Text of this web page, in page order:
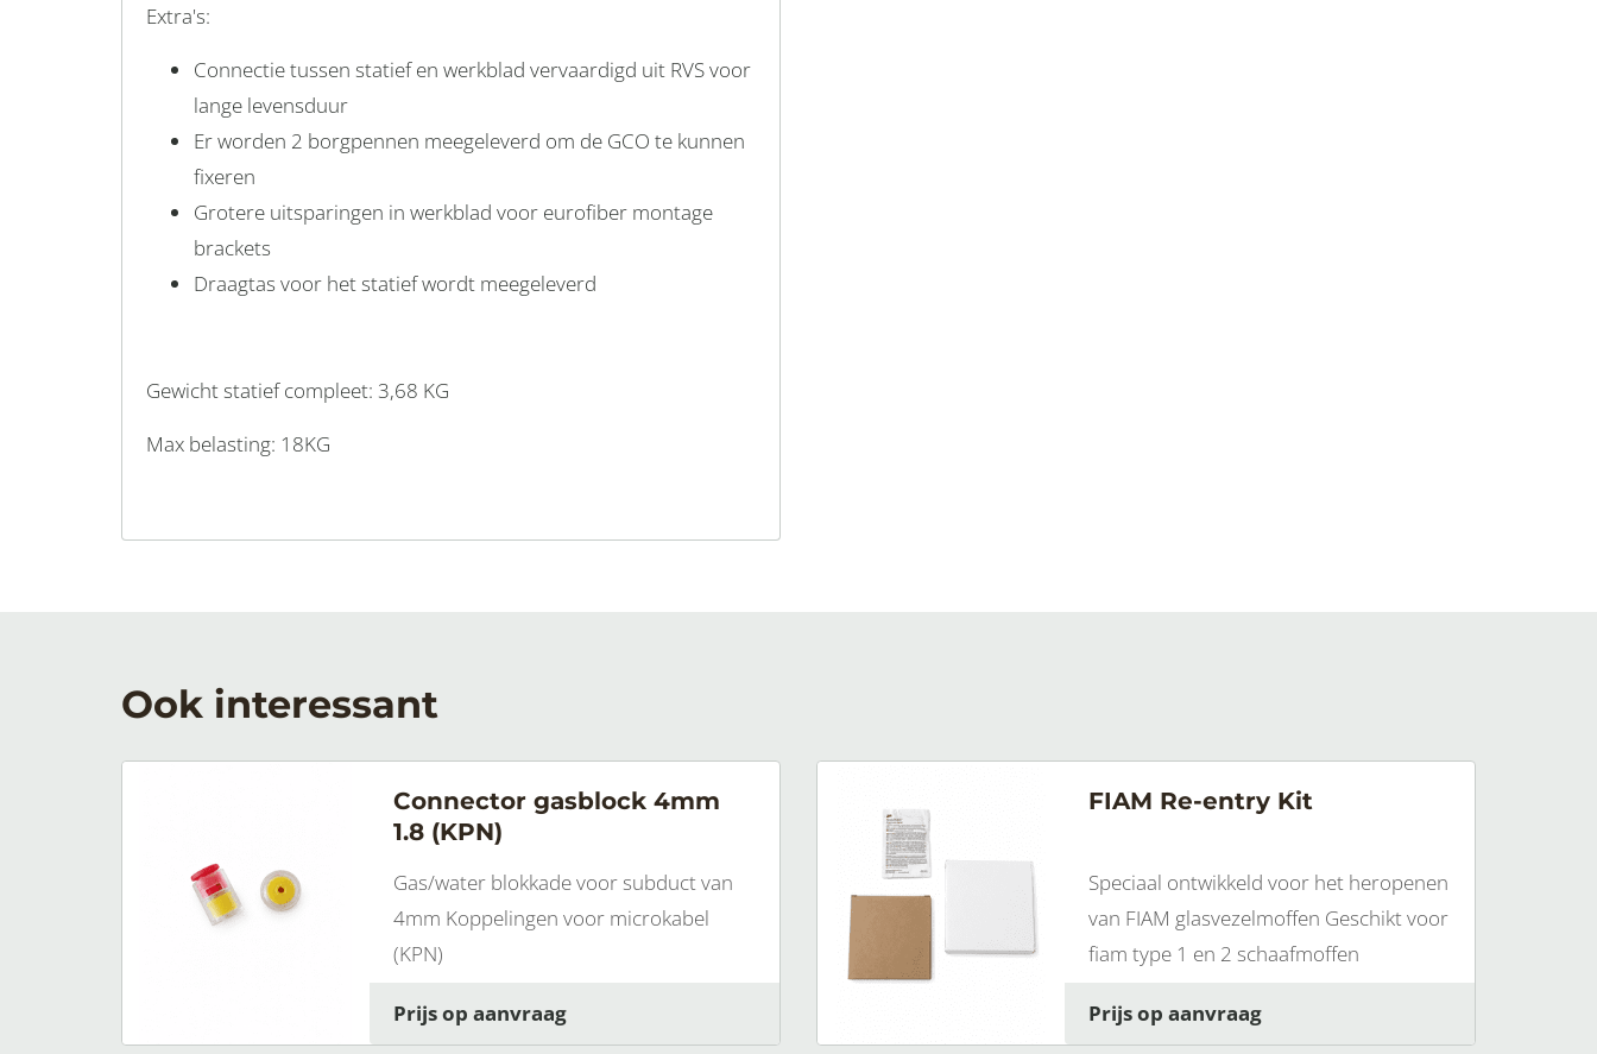
Extra's:
Connectie tussen statief en werkblad vervaardigd uit RVS voor
lange levensduur
Er worden 2 borgpennen meegeleverd om de GCO te kunnen
fixeren
Grotere uitsparingen in werkblad voor eurofiber montage
brackets
Draagtas voor het statief wordt meegeleverd
Gewicht statief compleet: 3,68 KG
Max belasting: 18KG
Ook interessant
Connector gasblock 4mm
1.8 (KPN)
Gas/water blokkade voor subduct van
4mm Koppelingen voor microkabel
(KPN)
Prijs op aanvraag
FIAM Re-entry Kit
Speciaal ontwikkeld voor het heropenen
van FIAM glasvezelmoffen Geschikt voor
fiam type 1 en 2 schaafmoffen
Prijs op aanvraag